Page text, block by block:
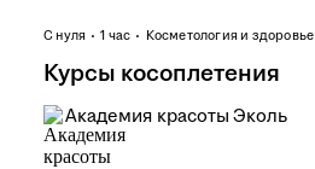
С нуля 1 час Косметология и здоровье
Курсы косоплетения
Академия красоты Эколь